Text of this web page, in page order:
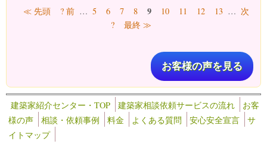
ページ
≪ 先頭 ? 前 … 5 6 7 8 9 10 11 12 13 … 次
?
最終 ≫
お客様の声を見る
建築家紹介センター・TOP 建築家相談依頼サービスの流れ
お客
様の声
相談・依頼事例 料金 よくある質問 安心安全宣言
サ
イトマップ